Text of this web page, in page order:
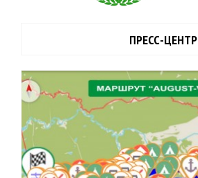
ПРЕСС-ЦЕНТР